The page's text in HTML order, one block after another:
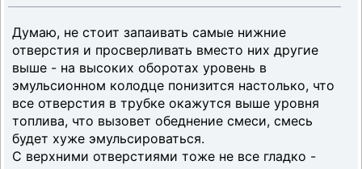
Думаю, не стоит запаивать самые нижние
отверстия и просверливать вместо них другие
выше - на высоких оборотах уровень в
эмульсионном колодце понизится настолько, что
все отверстия в трубке окажутся выше уровня
топлива, что вызовет обеднение смеси, смесь
будет хуже эмульсироваться.
С верхними отверстиями тоже не все гладко -